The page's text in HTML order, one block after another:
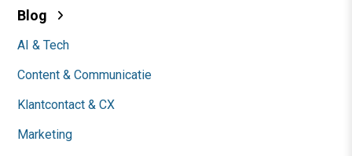
Blog
AI & Tech
Content & Communicatie
Klantcontact & CX
Marketing